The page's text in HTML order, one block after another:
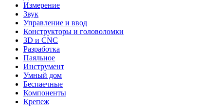
Измерение
Звук
Управление и ввод
Конструкторы и головоломки
3D и CNC
Разработка
Паяльное
Инструмент
Умный дом
Беспаечные
Компоненты
Крепеж